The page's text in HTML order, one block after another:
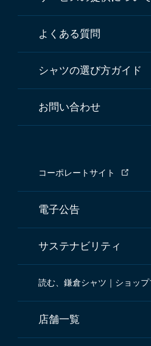
よくある質問
シャツの選び方ガイド
お問い合わせ
コーポレートサイト
電子公告
サステナビリティ
読む、鎌倉シャツ｜ショッ
店舗一覧